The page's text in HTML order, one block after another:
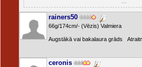
rainers50
66g/174cm/- (Vēzis) Valmiera
Augstākā vai bakalaura grāds
ceronis